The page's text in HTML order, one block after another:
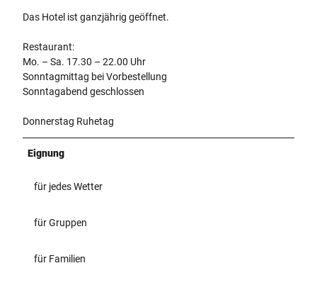
Das Hotel ist ganzjährig geöffnet.
Restaurant:
Mo. – Sa. 17.30 – 22.00 Uhr
Sonntagmittag bei Vorbestellung
Sonntagabend geschlossen
Donnerstag Ruhetag
Eignung
für jedes Wetter
für Gruppen
für Familien